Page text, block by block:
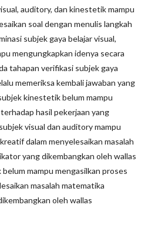
auditory, dan kinestetik mampu
soal dengan menulis langkah
subjek gaya belajar visual,
mengungkapkan idenya secara
tahapan verifikasi subjek gaya
memeriksa kembali jawaban yang
kinestetik belum mampu
hasil pekerjaan yang
visual dan auditory mampu
dalam menyelesaikan masalah
yang dikembangkan oleh wallas
mampu mengasilkan proses
masalah matematika
oleh wallas